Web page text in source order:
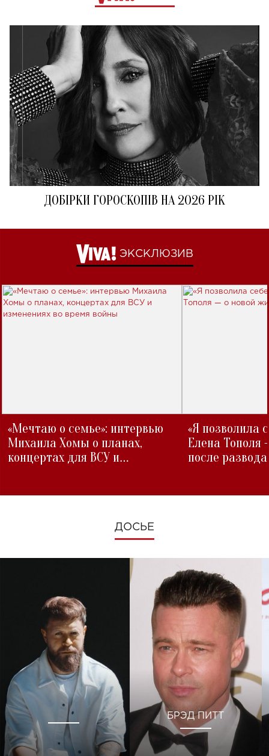
ДОБІРКИ ГОРОСКОПІВ НА 2026 РІК
ЭКСКЛЮЗИВ
«Мечтаю о семье»: интервью
Михаила Хомы о планах,
концертах для ВСУ и
«Я позволила
Елена Тополя
после развода
ДОСЬЕ
БРЭД ПИТТ